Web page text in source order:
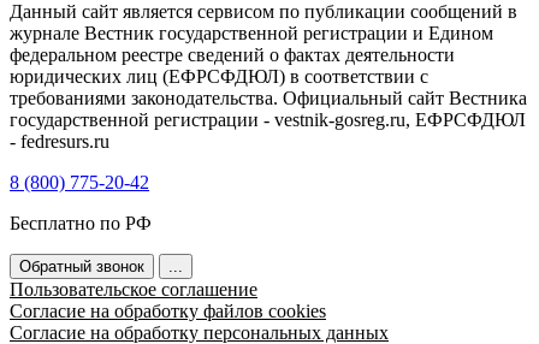
Данный сайт является сервисом по публикации сообщений в
журнале Вестник государственной регистрации и Едином
федеральном реестре сведений о фактах деятельности
юридических лиц (ЕФРСФДЮЛ) в соответствии с
требованиями законодательства. Официальный сайт Вестника
государственной регистрации - vestnik-gosreg.ru, ЕФРСФДЮЛ
- fedresurs.ru
8 (800) 775-20-42
Бесплатно по РФ
Обратный звонок ...
Пользовательское соглашение
Согласие на обработку файлов cookies
Согласие на обработку персональных данных